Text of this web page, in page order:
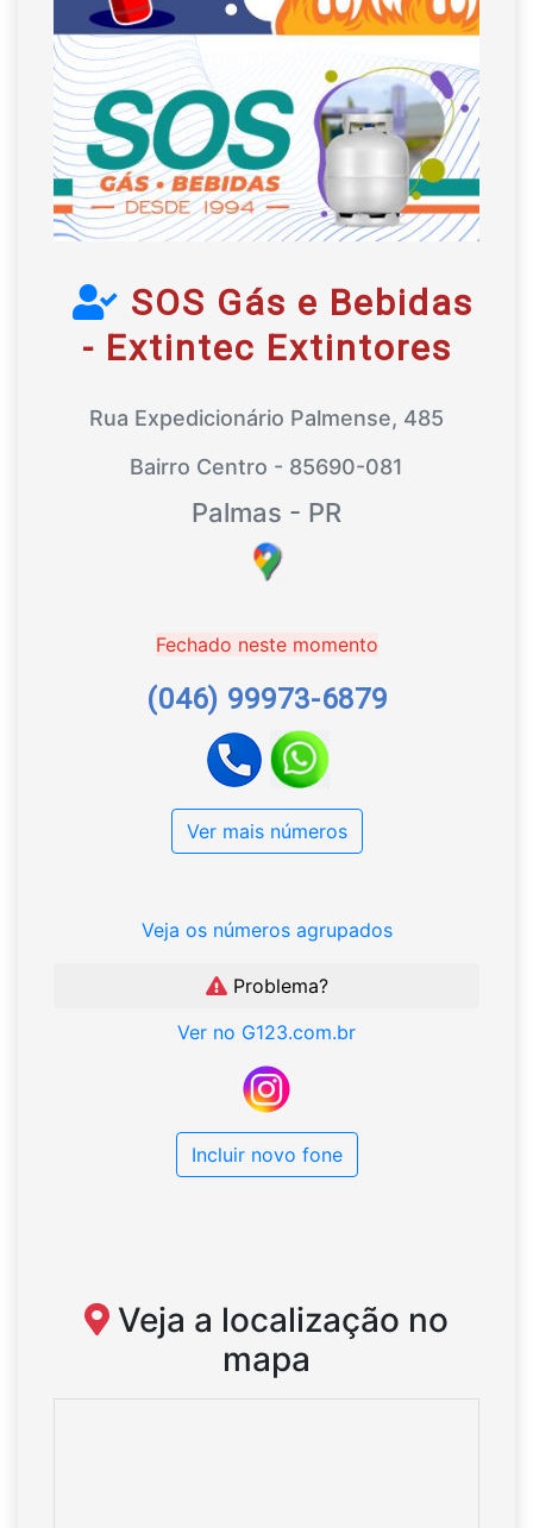
SOS Gás e Bebidas
- Extintec Extintores
Rua Expedicionário Palmense, 485
Bairro Centro - 85690-081
Palmas - PR
Fechado neste momento
(046) 99973-6879
Ver mais números
Veja os números agrupados
Problema?
Ver no G123.com.br
Incluir novo fone
Veja a localização no
mapa